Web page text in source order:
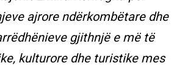
ajrore ndërkombëtare dhe
gjithnjë e më të
kulturore dhe turistike mes